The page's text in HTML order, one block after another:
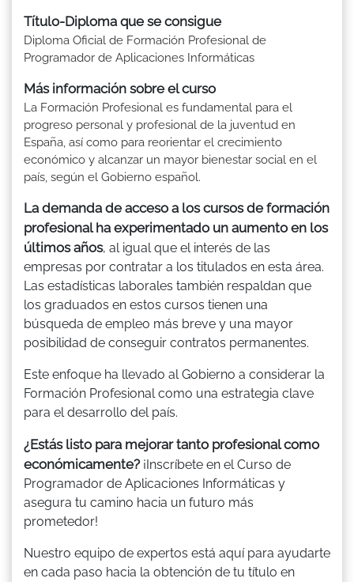
Título-Diploma que se consigue
Diploma Oficial de Formación Profesional de
Programador de Aplicaciones Informáticas
Más información sobre el curso
La Formación Profesional es fundamental para el
progreso personal y profesional de la juventud en
España, así como para reorientar el crecimiento
económico y alcanzar un mayor bienestar social en el
país, según el Gobierno español.
La demanda de acceso a los cursos de formación
profesional ha experimentado un aumento en los
últimos años, al igual que el interés de las
empresas por contratar a los titulados en esta área.
Las estadísticas laborales también respaldan que
los graduados en estos cursos tienen una
búsqueda de empleo más breve y una mayor
posibilidad de conseguir contratos permanentes.
Este enfoque ha llevado al Gobierno a considerar la
Formación Profesional como una estrategia clave
para el desarrollo del país.
¿Estás listo para mejorar tanto profesional como
económicamente? ¡Inscríbete en el Curso de
Programador de Aplicaciones Informáticas y
asegura tu camino hacia un futuro más
prometedor!
Nuestro equipo de expertos está aquí para ayudarte
en cada paso hacia la obtención de tu título en